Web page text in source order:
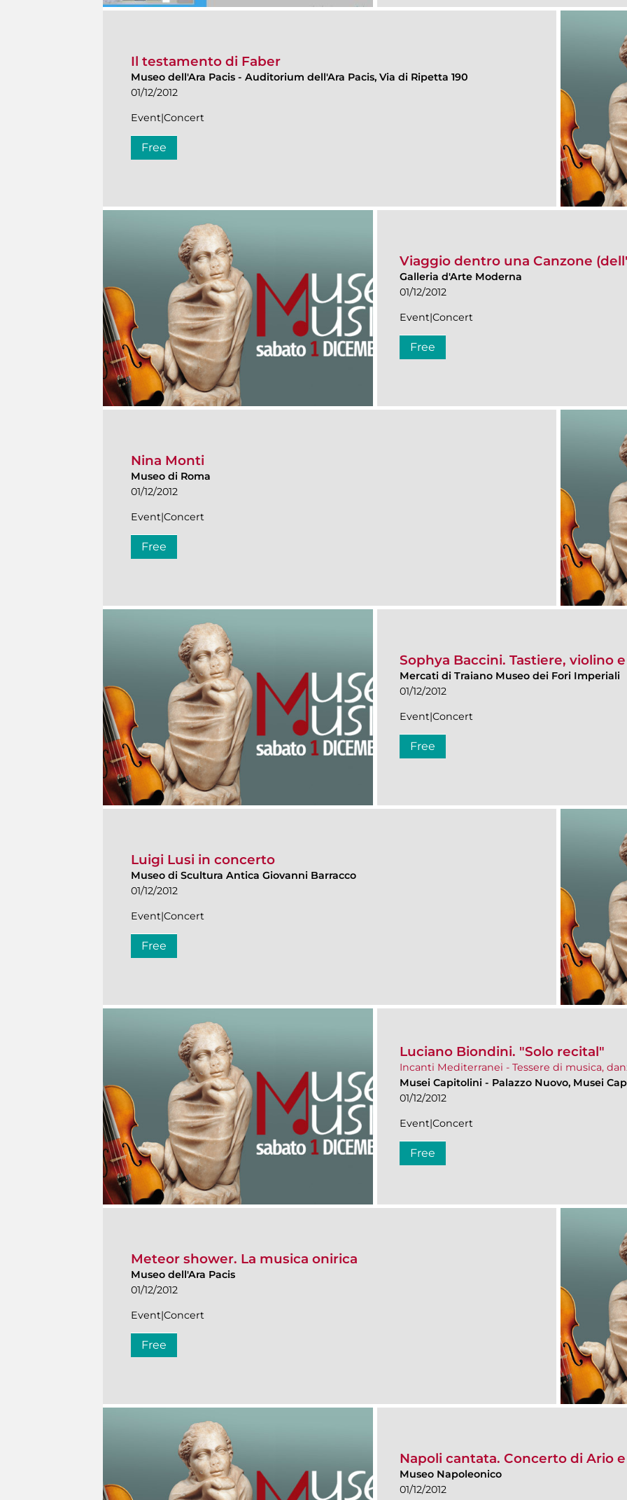
Il testamento di Faber
Museo dell'Ara Pacis - Auditorium dell'Ara Pacis, Via di Ripetta 190
01/12/2012
Event|Concert
Free
Viaggio dentro una Canzone
Galleria d'Arte Moderna
01/12/2012
Event|Concert
Free
Nina Monti
Museo di Roma
01/12/2012
Event|Concert
Free
Sophya Baccini. Tastiere, violino
Mercati di Traiano Museo dei Fori Imperiali
01/12/2012
Event|Concert
Free
Luigi Lusi in concerto
Museo di Scultura Antica Giovanni Barracco
01/12/2012
Event|Concert
Free
Luciano Biondini. "Solo recital"
Incanti Mediterranei - Tessere di musica,
Musei Capitolini - Palazzo Nuovo, Musei
01/12/2012
Event|Concert
Free
Meteor shower. La musica onirica
Museo dell'Ara Pacis
01/12/2012
Event|Concert
Free
Napoli cantata. Concerto di Ario
Museo Napoleonico
01/12/2012